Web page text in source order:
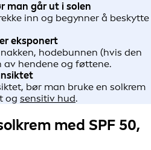
man går ut i solen
inn og begynner å beskytte
eksponert
hodebunnen (hvis den
av hendene og føttene.
bør man bruke en solkrem
og sensitiv hud.
med SPF 50,